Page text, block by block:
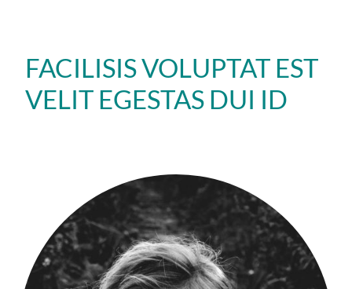
FACILISIS VOLUPTAT EST
VELIT EGESTAS DUI ID